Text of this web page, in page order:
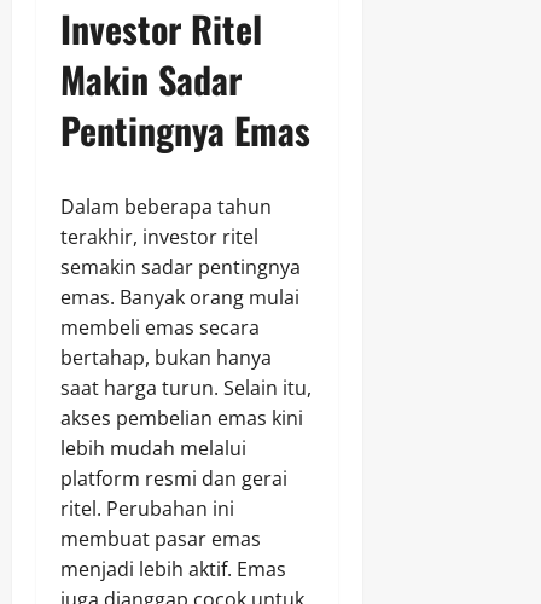
Investor Ritel
Makin Sadar
Pentingnya Emas
Dalam beberapa tahun
terakhir, investor ritel
semakin sadar pentingnya
emas. Banyak orang mulai
membeli emas secara
bertahap, bukan hanya
saat harga turun. Selain itu,
akses pembelian emas kini
lebih mudah melalui
platform resmi dan gerai
ritel. Perubahan ini
membuat pasar emas
menjadi lebih aktif. Emas